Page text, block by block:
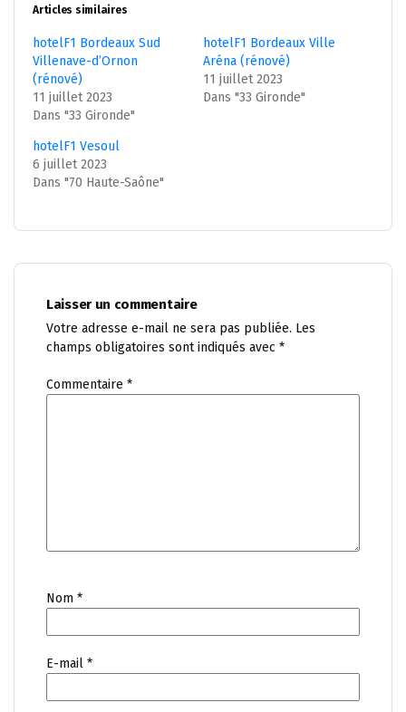
Articles similaires
hotelF1 Bordeaux Sud
Villenave-d’Ornon
(rénové)
11 juillet 2023
Dans "33 Gironde"
hotelF1 Bordeaux Ville
Aréna (rénové)
11 juillet 2023
Dans "33 Gironde"
hotelF1 Vesoul
6 juillet 2023
Dans "70 Haute-Saône"
Laisser un commentaire
Votre adresse e-mail ne sera pas publiée. Les
champs obligatoires sont indiqués avec *
Commentaire *
Nom *
E-mail *